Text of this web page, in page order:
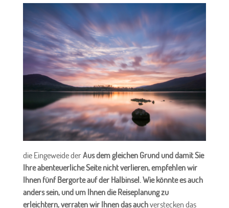
die Eingeweide derAus dem gleichen Grund und damit Sie
Ihre abenteuerliche Seite nicht verlieren, empfehlen wir
Ihnen fünf Bergorte auf der Halbinsel. Wie könnte es auch
anders sein, und um Ihnen die Reiseplanung zu
erleichtern, verraten wir Ihnen das auchverstecken das